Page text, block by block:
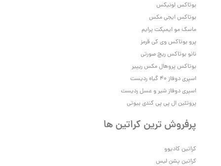
بوتاکس لونیکس
بوتاکس ایجی مکس
ماسک مو ایمپکت پرایم
پرو بوتاکس وی‌ کی قرمز
نانو بوتاکس ریچ صورتی
بوتاکس پروهال مکس ریپیر
اسپری دوفاز 40 گیاه ردیست
اسپری دوفاز شیر و عسل ردیست
پروتئین ال پی پی کندی بیوتی
پرفروش ترین کراتین ها
کراتین کادیوو
کراتین پشن لیس